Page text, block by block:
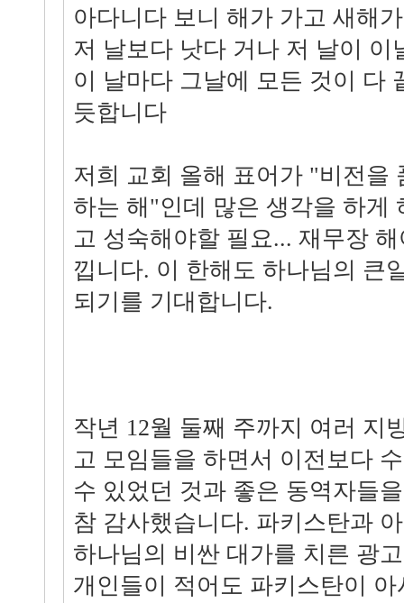
아다니다 보니 해가 가고 새해
저 날보다 낫다 거나 저 날이 이
이 날마다 그날에 모든 것이 다
듯합니다
저희 교회 올해 표어가 "비전을
하는 해"인데 많은 생각을 하게
고 성숙해야할 필요... 재무장
낍니다. 이 한해도 하나님의 큰
되기를 기대합니다.
작년 12월 둘째 주까지 여러 지
고 모임들을 하면서 이전보다
수 있었던 것과 좋은 동역자들
참 감사했습니다. 파키스탄과
하나님의 비싼 대가를 치른 광
개인들이 적어도 파키스탄이